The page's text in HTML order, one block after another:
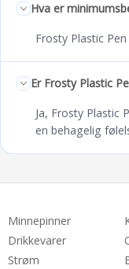
Hva er
Frosty Plastic
Er Frosty Plastic
Ja, Frosty Plastic
en behagelig
Minnepinner
Drikkevarer
Strøm